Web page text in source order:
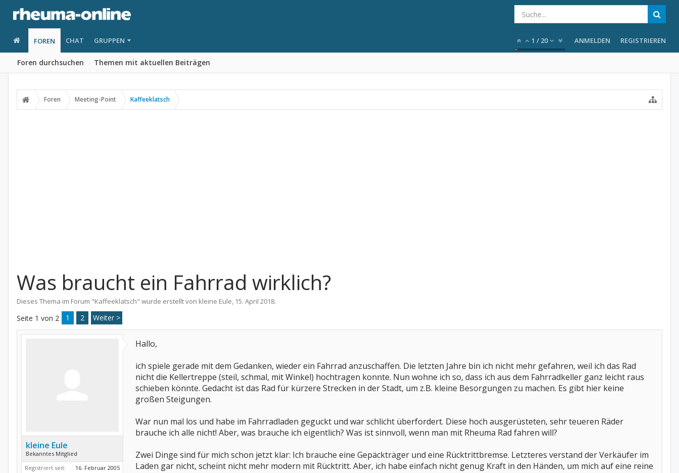
FOREN
Foren durchsuchen Themen mit aktuellen Beiträgen
CHAT GRUPPEN 1 / 20 ANMELDEN REGISTRIEREN
Foren Meeting-Point Kaffeeklatsch
Was braucht ein Fahrrad wirklich?
Dieses Thema im Forum "Kaffeeklatsch" wurde erstellt von kleine Eule, 15. April 2018.
Seite 1 von 2 1 2 Weiter >
kleine Eule
Bekanntes Mitglied
Registriert seit:
16. Februar 2005
Hallo,
ich spiele gerade mit dem Gedanken, wieder ein Fahrrad anzuschaffen. Die letzten Jahre bin ich nicht mehr gefahren, weil ich das Rad
nicht die Kellertreppe (steil, schmal, mit Winkel) hochtragen konnte. Nun wohne ich so, dass ich aus dem Fahrradkeller ganz leicht raus
schieben könnte. Gedacht ist das Rad für kürzere Strecken in der Stadt, um z.B. kleine Besorgungen zu machen. Es gibt hier keine
großen Steigungen.
War nun mal los und habe im Fahrradladen geguckt und war schlicht überfordert. Diese hoch ausgerüsteten, sehr teueren Räder
brauche ich alle nicht! Aber, was brauche ich eigentlich? Was ist sinnvoll, wenn man mit Rheuma Rad fahren will?
Zwei Dinge sind für mich schon jetzt klar: Ich brauche eine Gepäckträger und eine Rücktrittbremse. Letzteres verstand der Verkäufer im
Laden gar nicht, scheint nicht mehr modern mit Rücktritt. Aber, ich habe einfach nicht genug Kraft in den Händen, um mich auf eine reine